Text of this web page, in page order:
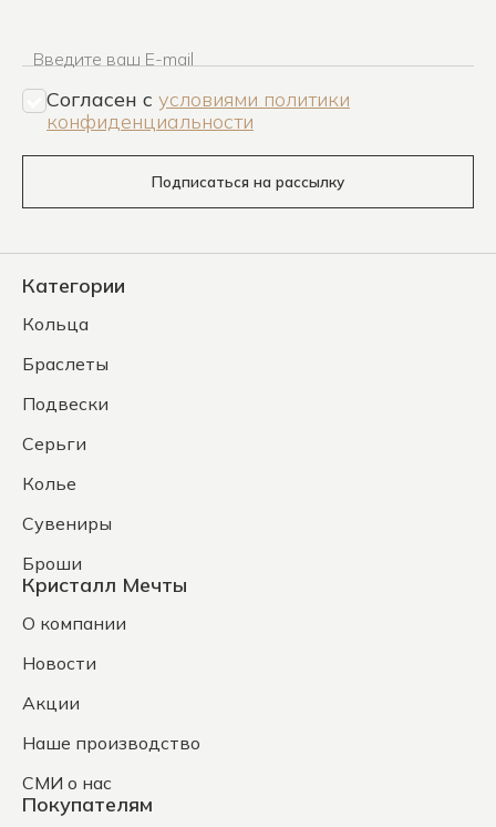
Введите ваш E-mail
Согласен c условиями политики
конфиденциальности
Подписаться на рассылку
Категории
Кольца
Браслеты
Подвески
Серьги
Колье
Сувениры
Броши
Кристалл Мечты
О компании
Новости
Акции
Наше производство
СМИ о нас
Покупателям